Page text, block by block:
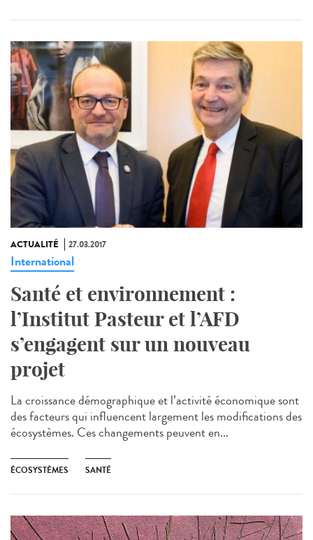
ACTUALITÉ 27.03.2017
International
Santé et environnement :
l’Institut Pasteur et l’AFD
s’engagent sur un nouveau
projet
La croissance démographique et l’activité économique sont
des facteurs qui influencent largement les modifications des
écosystèmes. Ces changements peuvent en...
ÉCOSYSTÈMES SANTÉ